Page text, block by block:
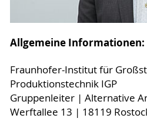
Allgemeine Informationen:
Fraunhofer-Institut für
Produktionstechnik IGP
Gruppenleiter | Alternative
Werftallee 13 | 18119